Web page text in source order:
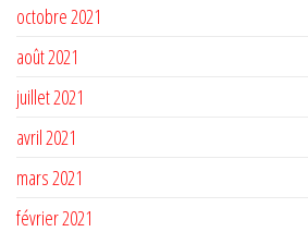
octobre 2021
août 2021
juillet 2021
avril 2021
mars 2021
février 2021